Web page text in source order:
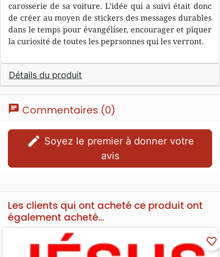
carosserie de sa voiture. L’idée qui a suivi était donc
de créer au moyen de stickers des messages durables
dans le temps pour évangéliser, encourager et piquer
la curiosité de toutes les peprsonnes qui les verront.
Détails du produit
chat Commentaires (0)
edit
avis
Les clients qui ont acheté ce produit ont
également acheté...
favorite_border